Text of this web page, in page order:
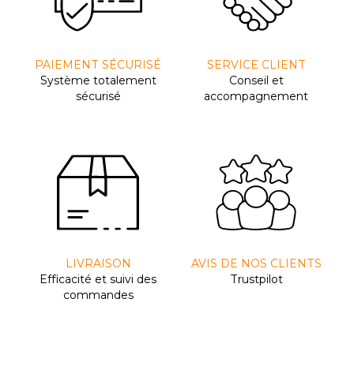
PAIEMENT SÉCURISÉ
Système totalement
sécurisé
SERVICE CLIENT
Conseil et
accompagnement
LIVRAISON
Efﬁcacité et suivi des
commandes
AVIS DE NOS CLIENTS
Trustpilot